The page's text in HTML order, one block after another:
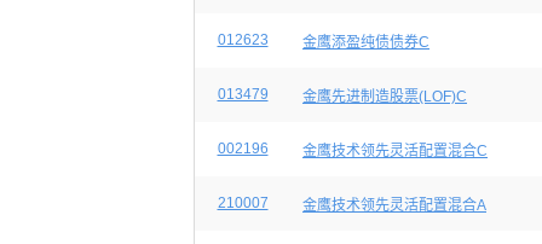
012623 金鹰添盈纯债债券C
013479 金鹰先进制造股票(LOF)C
002196 金鹰技术领先灵活配置混合C
210007 金鹰技术领先灵活配置混合A